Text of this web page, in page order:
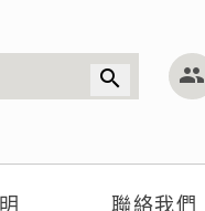
search group
聯絡我們